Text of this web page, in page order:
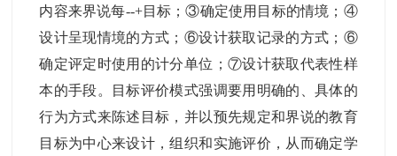
内容来界说每--+目标；③确定使用目标的情境；④
设计呈现情境的方式；⑥设计获取记录的方式；⑥
确定评定时使用的计分单位；⑦设计获取代表性样
本的手段。目标评价模式强调要用明确的、具体的
行为方式来陈述目标，并以预先规定和界说的教育
目标为中心来设计，组织和实施评价，从而确定学